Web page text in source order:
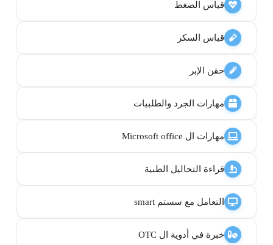
قياس الضغط
قياس السكر
حقن الإبر
مهارات الجرد والطلبيات
مهارات ال Microsoft office
قراءة التحاليل الطبية
التعامل مع سستم smart
خبرة في أدوية ال OTC